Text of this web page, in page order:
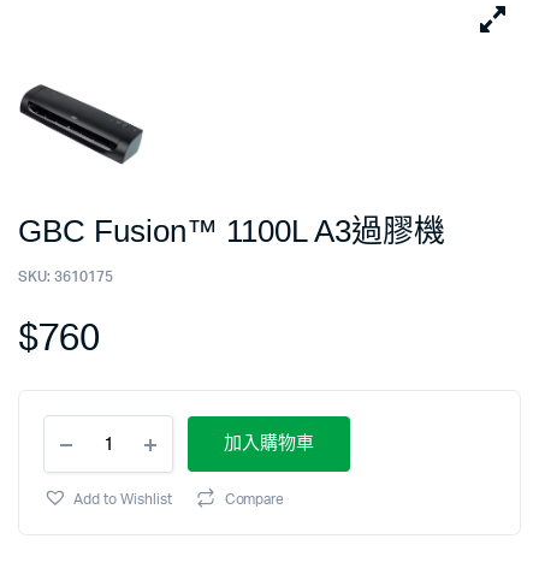
GBC Fusion™ 1100L A3過膠機
SKU: 3610175
$760
加入購物車
Add to Wishlist Compare